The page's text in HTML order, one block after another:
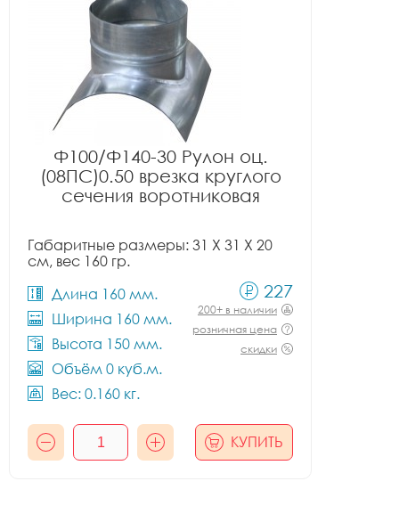
Ф100/Ф140-30 Рулон оц.
(08ПС)0.50 врезка круглого
сечения воротниковая
Габаритные размеры: 31 X 31 X 20
см, вес 160 гр.
Длина 160 мм.
Ширина 160 мм.
Высота 150 мм.
Объём 0 куб.м.
Вес: 0.160 кг.
227
200+ в наличии
розничная цена
скидки
КУПИТЬ